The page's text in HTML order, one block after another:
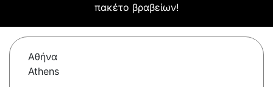
πακέτο βραβείων!
Αθήνα
Athens